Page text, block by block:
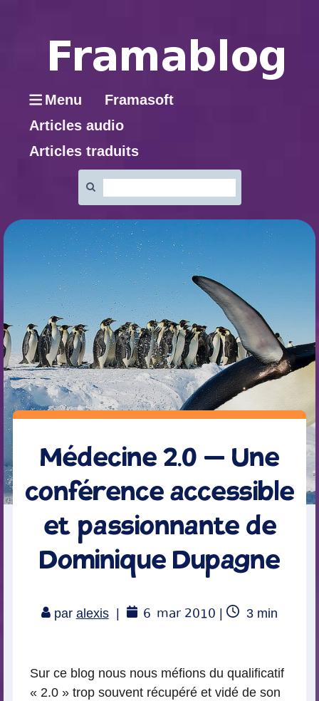
Menu
Framasoft
Articles audio
Articles traduits
:
Médecine 2.0 – Une
conférence accessible
et passionnante de
Dominique Dupagne
par alexis 6 mar 2010 |
Temps
3 min
Sur ce blog nous nous méfions du qualificatif
« 2.0 » trop souvent récupéré et vidé de son